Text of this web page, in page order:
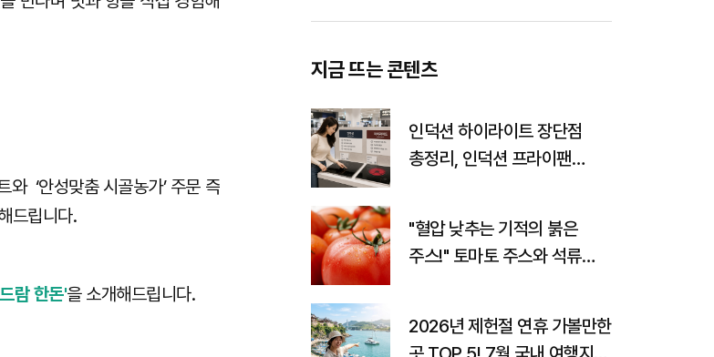
와 ‘안성맞춤 시골농가’ 주문 즉
드립니다.
람 한돈'을 소개해드립니다.
지금 뜨는 콘텐츠
인덕션 하이라이트 장단점
총정리, 인덕션 프라이팬
"혈압 낮추는 기적의 붉은
주스!" 토마토 주스와 석류
2026년 제헌절 연휴 가볼만한